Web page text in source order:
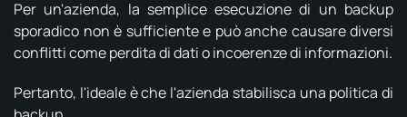
Per un'azienda, la semplice esecuzione di un backup
sporadico non è sufficiente e può anche causare diversi
conflitti come perdita di dati o incoerenze di informazioni.
Pertanto, l'ideale è che l'azienda stabilisca una politica di